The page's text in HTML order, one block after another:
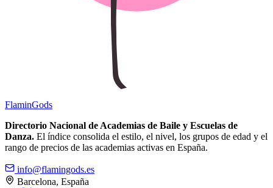
FlaminGods
Directorio Nacional de Academias de Baile y Escuelas de
Danza. El índice consolida el estilo, el nivel, los grupos de edad y el
rango de precios de las academias activas en España.
info@flamingods.es
Barcelona, España